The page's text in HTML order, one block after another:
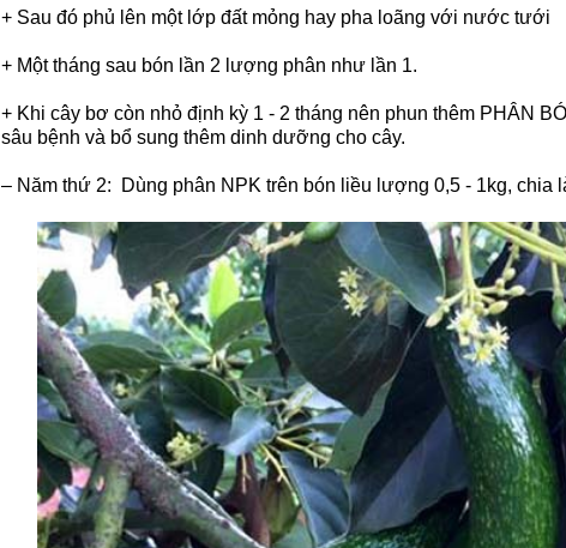
+ Sau đó phủ lên một lớp đất mỏng hay pha loãng với nước tưới
+ Một tháng sau bón lần 2 lượng phân như lần 1.
+ Khi cây bơ còn nhỏ định kỳ 1 - 2 tháng nên phun thêm PHÂN
sâu bệnh và bổ sung thêm dinh dưỡng cho cây.
– Năm thứ 2: Dùng phân NPK trên bón liều lượng 0,5 - 1kg, chia